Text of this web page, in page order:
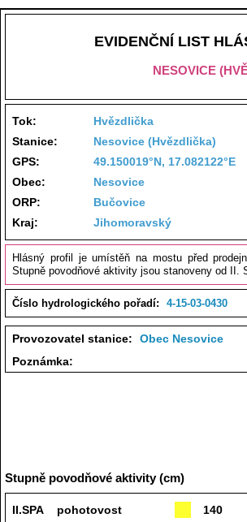
EVIDENČNÍ LIST
NESOVICE
Tok:
Hvězdlička
Stanice:
Nesovice (Hvězdlička)
GPS:
49.150019°N, 17.082122°E
Obec:
Nesovice
ORP:
Bučovice
Kraj:
Jihomoravský
Hlásný profil je umístěň na mostu před
Stupně povodňové aktivity jsou stanoveny od II.
Číslo hydrologického pořadí: 4-15-03-0430
Provozovatel stanice:
Obec Nesovice
Poznámka:
Stupně povodňové aktivity (cm)
II.SPA pohotovost
140